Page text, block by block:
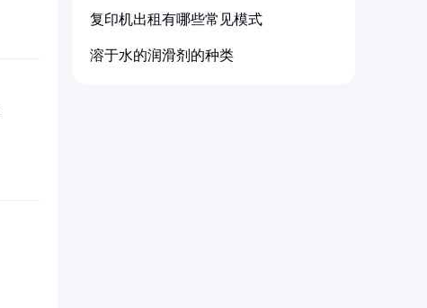
复印机出租有哪些常见模式
溶于水的润滑剂的种类